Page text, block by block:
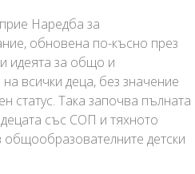
Наредба за
обновена по-късно през
идеята за общо и
всички деца, без значение
статус. Така започва пълната
със СОП и тяхното
детски